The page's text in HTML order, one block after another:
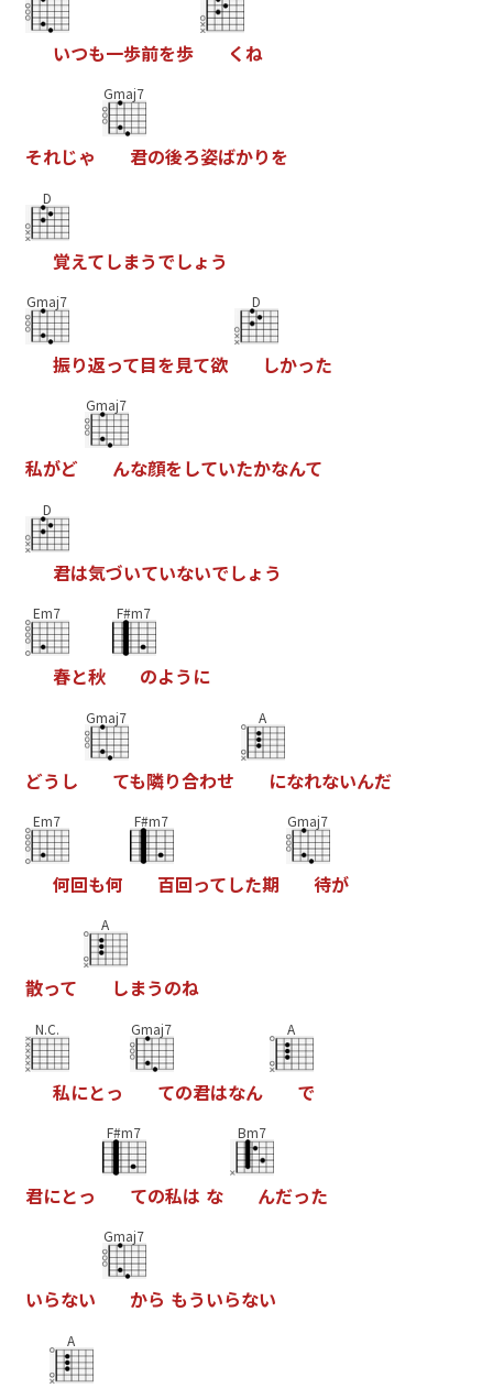
いつも一歩前を歩 くね
それじゃ
Gmaj7
君の後ろ姿ばかりを
D
覚えてしまうでしょ う
Gmaj7
振り返って目を見て欲
D
しかった
私がど
Gmaj7
んな顔をしていたかなんて
D
君は気づいていないでしょ う
Em7
春と秋
F#m7
のよう に
どう し
Gmaj7
ても隣り合わせ
A
になれないんだ
Em7
何回も何
F#m7
百回ってした期
Gmaj7
待が
散って
A
しまうのね
N.C.
私にとっ
Gmaj7
ての君はなん
A
で
君にとっ
F#m7
ての私は な
Bm7
んだった
いらない
Gmaj7
から もういらない
A